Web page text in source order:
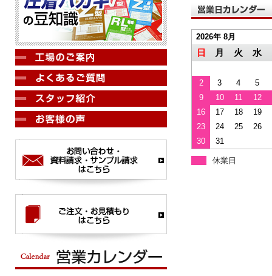
2026年 8月
日 月 火 水
2 3 4
5
9
10 11
12
16
17 18
19
23
24 25
26
30
31
休業日